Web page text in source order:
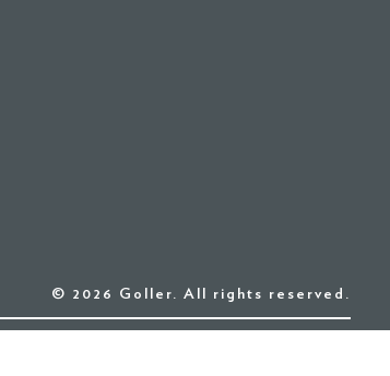
© 2026 Goller. All rights reserved.